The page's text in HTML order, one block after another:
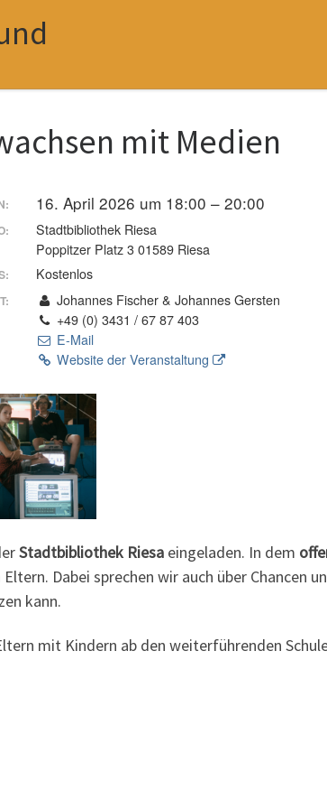
mit Medien
16. April 2026 um 18:00 – 20:00
Stadtbibliothek Riesa
Poppitzer Platz 3 01589 Riesa
Kostenlos
Johannes Fischer & Johannes Gersten
+49 (0) 3431 / 67 87 403
E-Mail
Website der Veranstaltung
Stadtbibliothek Riesa eingeladen. In dem
Dabei sprechen wir auch über Chancen
kann.
mit Kindern ab den weiterführenden